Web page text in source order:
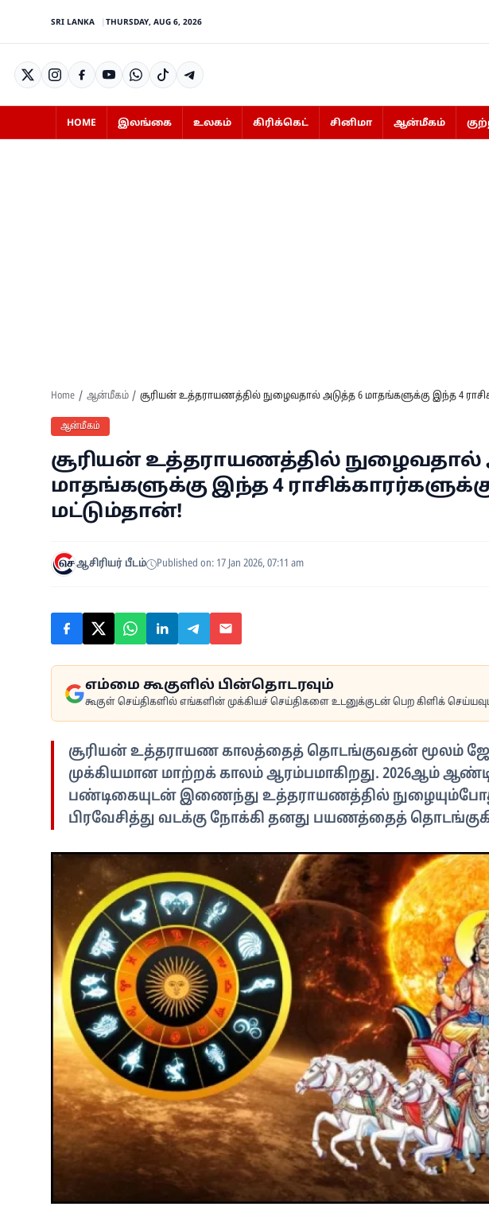
SRI LANKA THURSDAY, AUG 6, 2026
HOME இலங்கை உலகம் கிரிக்கெட் சினிமா ஆன்மீகம்
Home ஆன்மீகம் சூரியன் உத்தராயணத்தில் நுழைவதால் அடுத்த 6 மாதங்களுக்கு இந்த 4
ஆன்மீகம்
சூரியன் உத்தராயணத்தில் நுழைவதால்
மாதங்களுக்கு இந்த 4
மட்டும்தான்!
ஆசிரியர் பீடம் Published on: 17 Jan 2026, 07:11 am
எம்மை கூகுளில் பின்தொடரவும்
கூகுள் செய்திகளில் எங்களின் முக்கியச் செய்திகளை உடனுக்குடன் பெற கிளிக்
சூரியன் உத்தராயண காலத்தைத் தொடங்குவதன் மூலம்
முக்கியமான மாற்றக் காலம் ஆரம்பமாகிறது. 2026ஆம்
பண்டிகையுடன் இணைந்து உத்தராயணத்தில்
பிரவேசித்து வடக்கு நோக்கி தனது பயணத்தைத்